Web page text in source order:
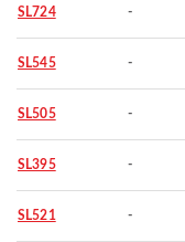
SL724 -
SL545 -
SL505 -
SL395 -
SL521 -